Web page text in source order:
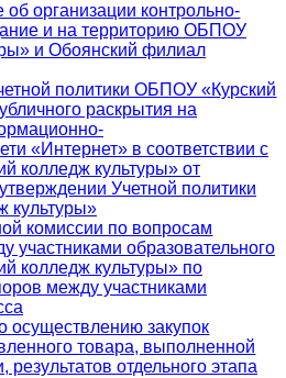
организации контрольно-
и на территорию ОБПОУ
и Обоянский филиал
политики ОБПОУ «Курский
раскрытия на
«Интернет» в соответствии с
колледж культуры» от
Учетной политики
культуры»
комиссии по вопросам
участниками образовательного
колледж культуры» по
между участниками
осуществлению закупок
товара, выполненной
результатов отдельного этапа